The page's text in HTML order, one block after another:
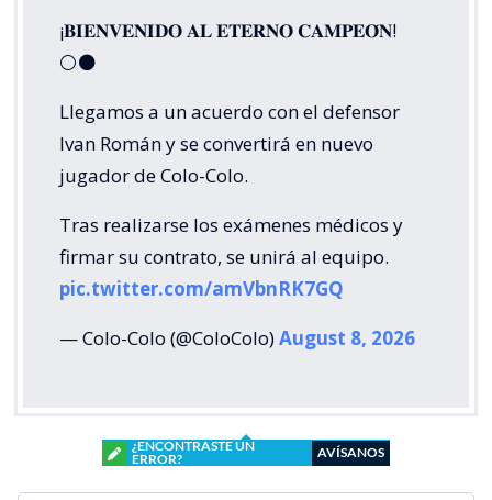
¡𝐁𝐈𝐄𝐍𝐕𝐄𝐍𝐈𝐃𝐎 𝐀𝐋 𝐄𝐓𝐄𝐑𝐍𝐎 𝐂𝐀𝐌𝐏𝐄𝐎́𝐍!
⚪⚫
Llegamos a un acuerdo con el defensor
Ivan Román y se convertirá en nuevo
jugador de Colo-Colo.
Tras realizarse los exámenes médicos y
firmar su contrato, se unirá al equipo.
pic.twitter.com/amVbnRK7GQ
— Colo-Colo (@ColoColo)August 8, 2026
¿ENCONTRASTE UN
ERROR?
AVÍSANOS